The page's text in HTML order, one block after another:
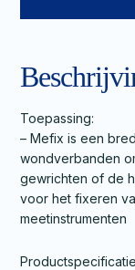
Toepassing:
– Mefix is een
wondverbanden
gewrichten of de
voor het fixeren
meetinstrumenten